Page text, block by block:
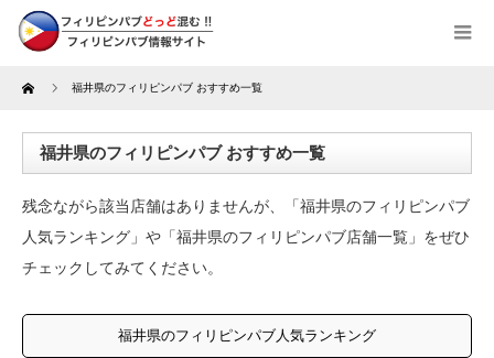
Home 福井県のフィリピンパブ おすすめ一覧
福井県のフィリピンパブ おすすめ一覧
残念ながら該当店舗はありませんが、「福井県のフィリピンパブ
人気ランキング」や「福井県のフィリピンパブ店舗一覧」をぜひ
チェックしてみてください。
福井県のフィリピンパブ人気ランキング